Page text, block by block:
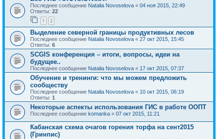
Последнее сообщение Natalia Novoselova « 04 ноя 2015, 22:49
Ответы: 22
1 2
Выделение северной границы продуктивных лесов
Последнее сообщение Natalia Novoselova « 27 окт 2015, 15:45
Ответы: 6
SCGIS конференция – итоги, вопросы, идеи на
будущее..
Последнее сообщение Natalia Novoselova « 17 окт 2015, 07:37
Обучение и тренинги: что мы можем предложить
сообществу
Последнее сообщение Natalia Novoselova « 10 окт 2015, 06:19
Ответы: 1
Некоторые аспекты использования ГИС в работе ООПТ
Последнее сообщение komanka « 07 окт 2015, 11:21
Кабанская схема очагов горения торфа на сент2015
(Гринпис)